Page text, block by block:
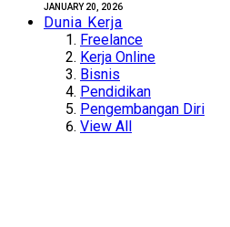
JANUARY 20, 2026
Dunia Kerja
Freelance
Kerja Online
Bisnis
Pendidikan
Pengembangan Diri
View All